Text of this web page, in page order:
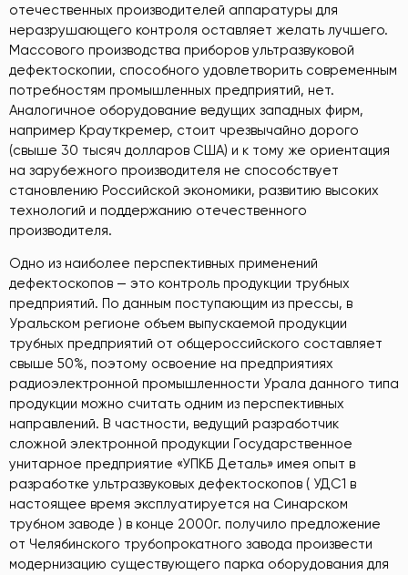
отечественных производителей аппаратуры для
неразрушающего контроля оставляет желать лучшего.
Массового производства приборов ультразвуковой
дефектоскопии, способного удовлетворить современным
потребностям промышленных предприятий, нет.
Аналогичное оборудование ведущих западных фирм,
например Крауткремер, стоит чрезвычайно дорого
(свыше 30 тысяч долларов США) и к тому же ориентация
на зарубежного производителя не способствует
становлению Российской экономики, развитию высоких
технологий и поддержанию отечественного
производителя.
Одно из наиболее перспективных применений
дефектоскопов — это контроль продукции трубных
предприятий. По данным поступающим из прессы, в
Уральском регионе объем выпускаемой продукции
трубных предприятий от общероссийского составляет
свыше 50%, поэтому освоение на предприятиях
радиоэлектронной промышленности Урала данного типа
продукции можно считать одним из перспективных
направлений. В частности, ведущий разработчик
сложной электронной продукции Государственное
унитарное предприятие «УПКБ Деталь» имея опыт в
разработке ультразвуковых дефектоскопов ( УДС1 в
настоящее время эксплуатируется на Синарском
трубном заводе ) в конце 2000г. получило предложение
от Челябинского трубопрокатного завода произвести
модернизацию существующего парка оборудования для